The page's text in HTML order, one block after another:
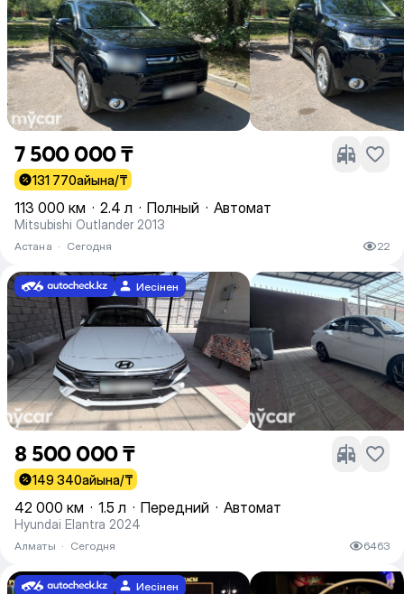
7 500 000 ₸
131 770айына/₸
113 000 км · 2.4 л · Полный · Автомат
Mitsubishi Outlander 2013
Астана · Сегодня 22
Иесінен
8 500 000 ₸
149 340айына/₸
42 000 км · 1.5 л · Передний · Автомат
Hyundai Elantra 2024
Алматы · Сегодня 6463
Иесінен